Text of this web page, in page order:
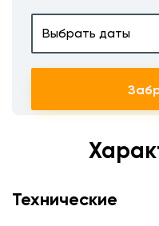
Технические